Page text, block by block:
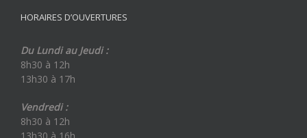
HORAIRES D’OUVERTURES
Du Lundi au Jeudi :
8h30 à 12h
13h30 à 17h
Vendredi :
8h30 à 12h